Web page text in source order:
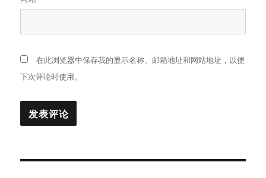
在此浏览器中保存我的显示名称、邮箱地址和网站地址，以便
下次评论时使用。